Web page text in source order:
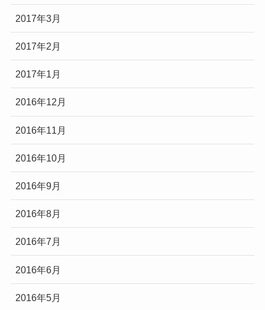
2017年3月
2017年2月
2017年1月
2016年12月
2016年11月
2016年10月
2016年9月
2016年8月
2016年7月
2016年6月
2016年5月